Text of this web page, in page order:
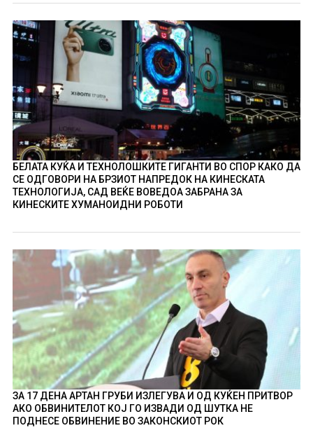
БЕЛАТА КУЌА И ТЕХНОЛОШКИТЕ ГИГАНТИ ВО СПОР КАКО ДА
СЕ ОДГОВОРИ НА БРЗИОТ НАПРЕДОК НА КИНЕСКАТА
ТЕХНОЛОГИЈА, САД ВЕЌЕ ВОВЕДОА ЗАБРАНА ЗА
КИНЕСКИТЕ ХУМАНОИДНИ РОБОТИ
ЗА 17 ДЕНА АРТАН ГРУБИ ИЗЛЕГУВА И ОД КУЌЕН ПРИТВОР
АКО ОБВИНИТЕЛОТ КОЈ ГО ИЗВАДИ ОД ШУТКА НЕ
ПОДНЕСЕ ОБВИНЕНИЕ ВО ЗАКОНСКИОТ РОК